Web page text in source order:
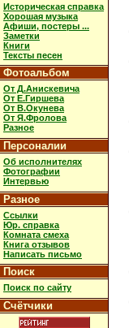
Историческая справка
Хорошая музыка
Афиши, постеры ...
Заметки
Книги
Тексты песен
Фотоальбом
От Д.Анискевича
От Е.Гиршева
От В.Окунева
От Я.Фролова
Разное
Персоналии
Об исполнителях
Фотографии
Интервью
Разное
Ссылки
Юр. справка
Комната смеха
Книга отзывов
Написать письмо
Поиск
Поиск по сайту
Счётчики